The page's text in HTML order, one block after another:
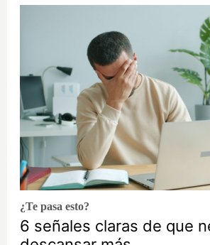
¿Te pasa esto?
6 señales claras de que